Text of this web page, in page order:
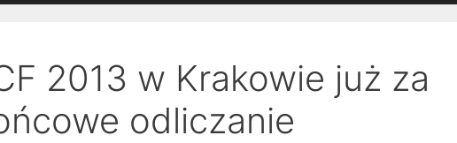
2013 w Krakowie już za
odliczanie